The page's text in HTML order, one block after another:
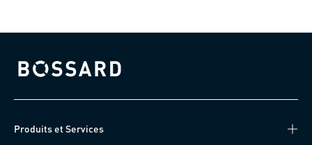
Bossard homepage
Produits et Services